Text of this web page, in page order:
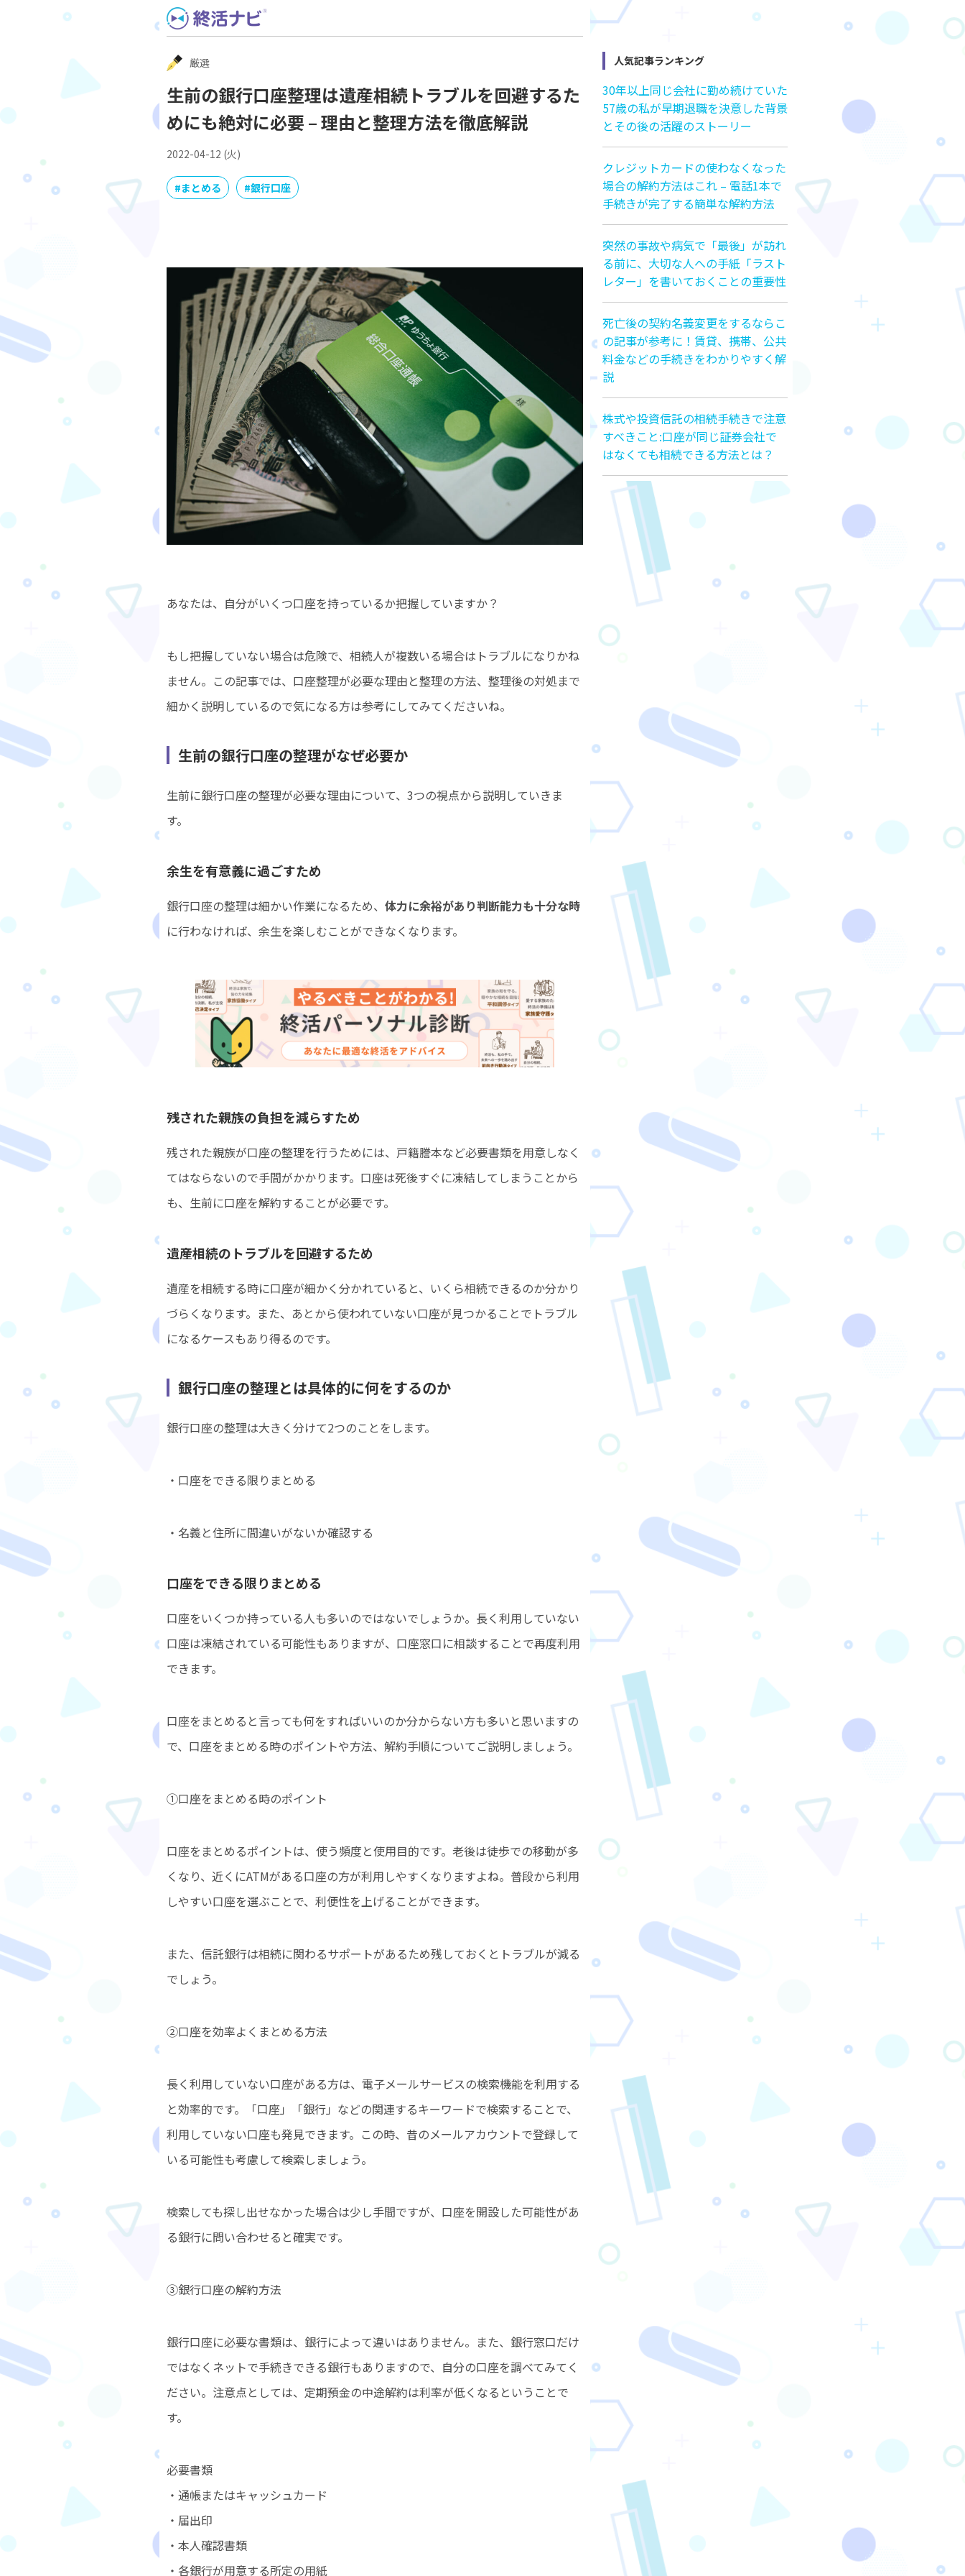
Skip
to
content
厳選
生前の銀行口座整理は遺産相続トラブルを回避するた
めにも絶対に必要 – 理由と整理方法を徹底解説
2022-04-12 (火)
#まとめる #銀行口座
あなたは、自分がいくつ口座を持っているか把握していますか？
もし把握していない場合は危険で、相続人が複数いる場合はトラブルになりかね
ません。この記事では、口座整理が必要な理由と整理の方法、整理後の対処まで
細かく説明しているので気になる方は参考にしてみてくださいね。
生前の銀行口座の整理がなぜ必要か
生前に銀行口座の整理が必要な理由について、3つの視点から説明していきま
す。
余生を有意義に過ごすため
銀行口座の整理は細かい作業になるため、 体力に余裕があり判断能力も十分な時
に行わなければ、余生を楽しむことができなくなります。
残された親族の負担を減らすため
残された親族が口座の整理を行うためには、戸籍謄本など必要書類を用意しなく
てはならないので手間がかかります。口座は死後すぐに凍結してしまうことから
も、生前に口座を解約することが必要です。
遺産相続のトラブルを回避するため
遺産を相続する時に口座が細かく分かれていると、いくら相続できるのか分かり
づらくなります。また、あとから使われていない口座が見つかることでトラブル
になるケースもあり得るのです。
銀行口座の整理とは具体的に何をするのか
銀行口座の整理は大きく分けて2つのことをします。
・口座をできる限りまとめる
・名義と住所に間違いがないか確認する
口座をできる限りまとめる
口座をいくつか持っている人も多いのではないでしょうか。長く利用していない
口座は凍結されている可能性もありますが、口座窓口に相談することで再度利用
できます。
口座をまとめると言っても何をすればいいのか分からない方も多いと思いますの
で、口座をまとめる時のポイントや方法、解約手順についてご説明しましょう。
①口座をまとめる時のポイント
口座をまとめるポイントは、使う頻度と使用目的です。老後は徒歩での移動が多
くなり、近くにATMがある口座の方が利用しやすくなりますよね。普段から利用
しやすい口座を選ぶことで、利便性を上げることができます。
また、信託銀行は相続に関わるサポートがあるため残しておくとトラブルが減る
でしょう。
②口座を効率よくまとめる方法
長く利用していない口座がある方は、電子メールサービスの検索機能を利用する
と効率的です。「口座」「銀行」などの関連するキーワードで検索することで、
利用していない口座も発見できます。この時、昔のメールアカウントで登録して
いる可能性も考慮して検索しましょう。
検索しても探し出せなかった場合は少し手間ですが、口座を開設した可能性があ
る銀行に問い合わせると確実です。
③銀行口座の解約方法
銀行口座に必要な書類は、銀行によって違いはありません。また、銀行窓口だけ
ではなくネットで手続きできる銀行もありますので、自分の口座を調べてみてく
ださい。注意点としては、定期預金の中途解約は利率が低くなるということで
す。
必要書類
・通帳またはキャッシュカード
・届出印
・本人確認書類
・各銀行が用意する所定の用紙
人気記事ランキング
30年以上同じ会社に勤め続けていた
57歳の私が早期退職を決意した背景
とその後の活躍のストーリー
クレジットカードの使わなくなった
場合の解約方法はこれ – 電話1本で
手続きが完了する簡単な解約方法
突然の事故や病気で「最後」が訪れ
る前に、大切な人への手紙「ラスト
レター」を書いておくことの重要性
死亡後の契約名義変更をするならこ
の記事が参考に！賃貸、携帯、公共
料金などの手続きをわかりやすく解
説
株式や投資信託の相続手続きで注意
すべきこと:口座が同じ証券会社で
はなくても相続できる方法とは？